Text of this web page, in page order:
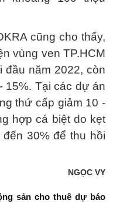
cũng cho thấy,
vùng ven TP.HCM
đầu năm 2022, còn
15%. Tại các dự án
thứ cấp giảm 10 -
hợp cá biệt do kẹt
30% để thu hồi
NGỌC VY
sản cho thuê dự báo